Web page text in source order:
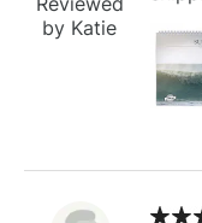
by Katie